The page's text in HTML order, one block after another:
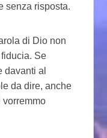
senza risposta.
di Dio non
Se
davanti al
da dire, anche
vorremmo